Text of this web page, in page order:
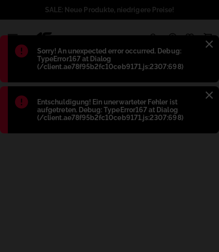
Błąd:
Sorry! An unexpected error occurred. Debug:
TypeError167 at Dialog
(/client.ae78f95b2fc10ceb9171.js:2307:698)
Błąd:
Entschuldigung! Ein unerwarteter Fehler ist
aufgetreten. Debug: TypeError167 at Dialog
(/client.ae78f95b2fc10ceb9171.js:2307:698)
SALE: Neue Produkte, niedrigere Preise!